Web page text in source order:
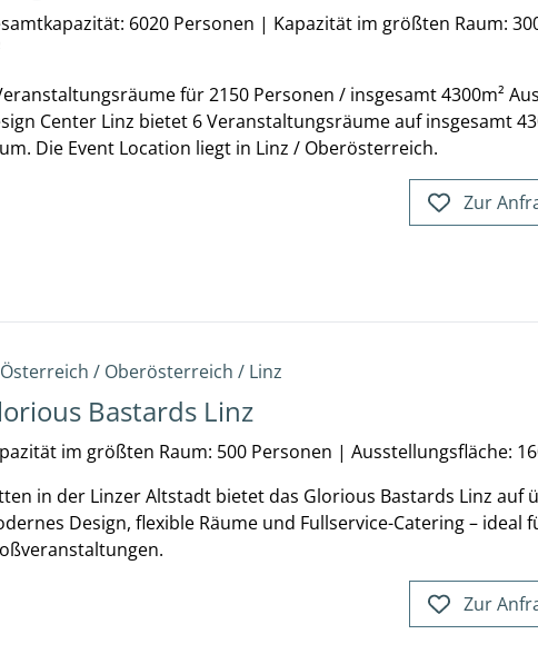
6020 Personen | Kapazität im größten Raum:
für 2150 Personen / insgesamt 4300m²
Center Linz bietet 6 Veranstaltungsräume auf insgesamt
Die Event Location liegt in Linz / Oberösterreich.
Zur
Österreich / Oberösterreich / Linz
Bastards Linz
im größten Raum: 500 Personen | Ausstellungsfläche:
in der Linzer Altstadt bietet das Glorious Bastards Linz auf
Design, flexible Räume und Fullservice-Catering – ideal
Zur